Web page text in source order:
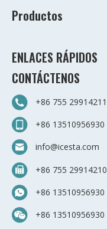
Productos
ENLACES RÁPIDOS
CONTÁCTENOS
+86 755 29914211
+86 13510956930
info@icesta.com
+86 755 29914210
+86 13510956930
+86 13510956930